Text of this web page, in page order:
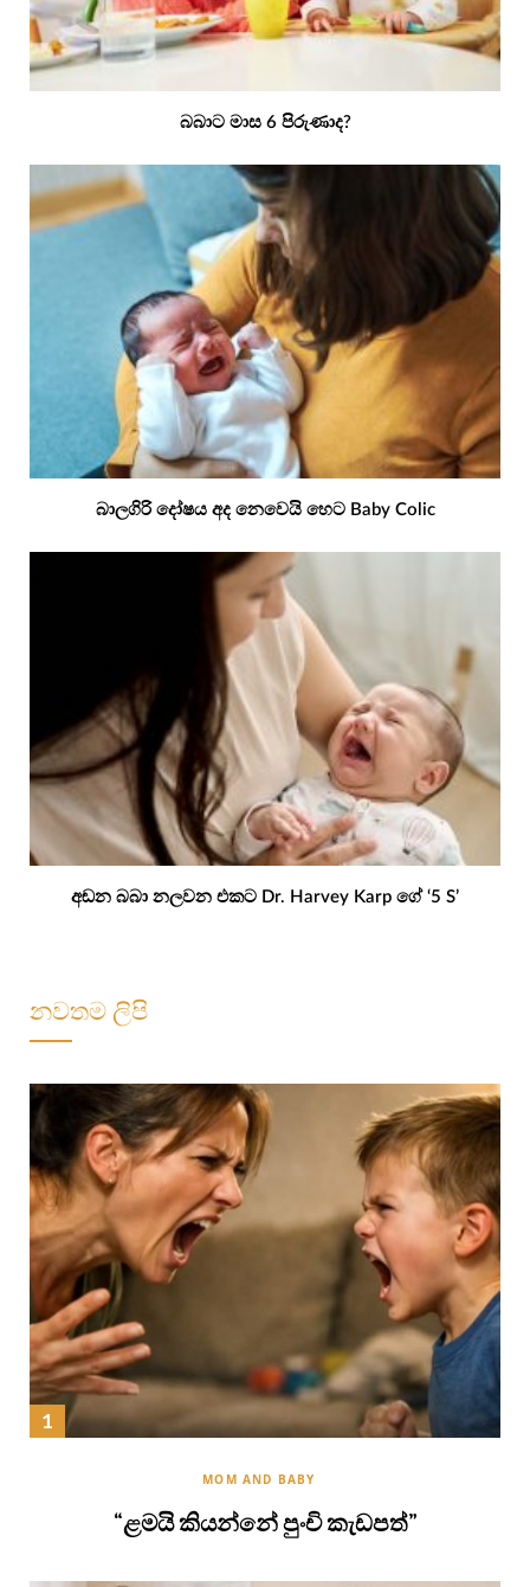
බබාට මාස 6 පිරුණාද?
බාලගිරි දෝෂය අද නෙවෙයි හෙට Baby Colic
අඬන බබා නලවන එකට Dr. Harvey Karp ගේ ‘5 S’
නවතම ලිපි
MOM AND BABY
“ළමයි කියන්නේ පුංචි කැඩපත්”